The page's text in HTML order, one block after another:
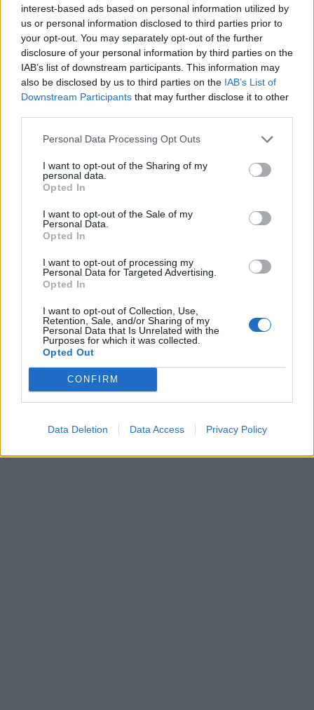
interest-based ads based on personal information utilized by
us or personal information disclosed to third parties prior to
your opt-out. You may separately opt-out of the further
disclosure of your personal information by third parties on the
IAB’s list of downstream participants. This information may
also be disclosed by us to third parties on the IAB’s List of
Downstream Participants that may further disclose it to other
Personal Data Processing Opt Outs
I want to opt-out of the Sharing of my
personal data.
Opted In
I want to opt-out of the Sale of my
Personal Data.
Opted In
I want to opt-out of processing my
Personal Data for Targeted Advertising.
Opted In
I want to opt-out of Collection, Use,
Retention, Sale, and/or Sharing of my
Personal Data that Is Unrelated with the
Purposes for which it was collected.
Opted Out
CONFIRM
Data Deletion Data Access Privacy Policy